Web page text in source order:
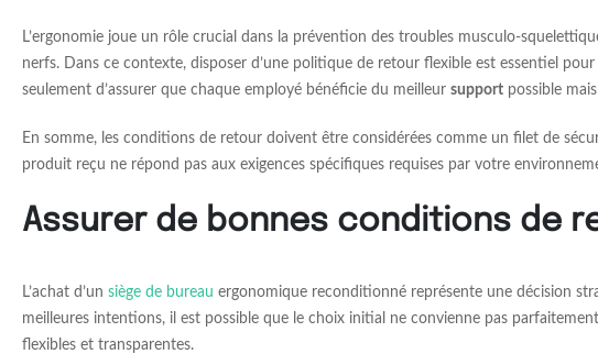
L’ergonomie joue un rôle crucial dans la prévention des troubles musculo-
nerfs. Dans ce contexte, disposer d’une politique de retour flexible est essentiel
seulement d’assurer que chaque employé bénéficie du meilleur support possible
En somme, les conditions de retour doivent être considérées comme un filet de
produit reçu ne répond pas aux exigences spécifiques requises par votre
Assurer de bonnes conditions de
L’achat d’un siège de bureau ergonomique reconditionné représente une décision
meilleures intentions, il est possible que le choix initial ne convienne pas
flexibles et transparentes.